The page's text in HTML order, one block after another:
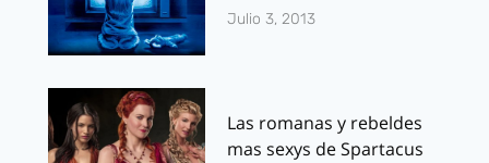
Julio 3, 2013
Las romanas y rebeldes
mas sexys de Spartacus